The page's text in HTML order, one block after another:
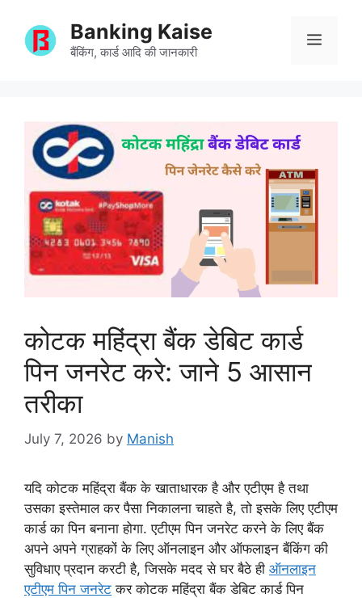
content
Banking Kaise
बैंकिंग, कार्ड आदि की जानकारी
Menu
कोटक महिंद्रा बैंक डेबिट कार्ड
पिन जनरेट करे: जाने 5 आसान
तरीका
July 7, 2026 by Manish
यदि कोटक महिंद्रा बैंक के खाताधारक है और एटीएम है तथा
उसका इस्तेमाल कर पैसा निकालना चाहते है, तो इसके लिए एटीएम
कार्ड का पिन बनाना होगा. एटीएम पिन जनरेट करने के लिए बैंक
अपने अपने ग्राहकों के लिए ऑनलाइन और ऑफलाइन बैंकिंग की
सुविधाए प्रदान करटी है, जिसके मदद से घर बैठे ही ऑनलाइन
एटीएम पिन जनरेट कर कोटक महिंद्रा बैंक डेबिट कार्ड पिन